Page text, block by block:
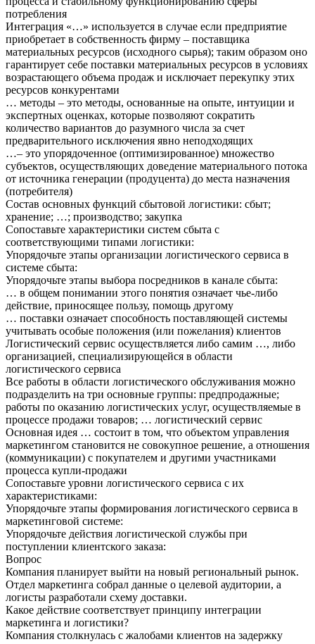
потребления
Интеграция «…» используется в случае если предприятие
приобретает в собственность фирму – поставщика
материальных ресурсов (исходного сырья); таким образом оно
гарантирует себе поставки материальных ресурсов в условиях
возрастающего объема продаж и исключает перекупку этих
ресурсов конкурентами
… методы – это методы, основанные на опыте, интуиции и
экспертных оценках, которые позволяют сократить
количество вариантов до разумного числа за счет
предварительного исключения явно неподходящих
…– это упорядоченное (оптимизированное) множество
субъектов, осуществляющих доведение материального потока
от источника генерации (продуцента) до места назначения
(потребителя)
Состав основных функций сбытовой логистики: сбыт;
хранение; …; производство; закупка
Сопоставьте характеристики систем сбыта с
соответствующими типами логистики:
Упорядочьте этапы организации логистического сервиса в
системе сбыта:
Упорядочьте этапы выбора посредников в канале сбыта:
… в общем понимании этого понятия означает чье-либо
действие, приносящее пользу, помощь другому
… поставки означает способность поставляющей системы
учитывать особые положения (или пожелания) клиентов
Логистический сервис осуществляется либо самим …, либо
организацией, специализирующейся в области
логистического сервиса
Все работы в области логистического обслуживания можно
подразделить на три основные группы: предпродажные;
работы по оказанию логистических услуг, осуществляемые в
процессе продажи товаров; … логистический сервис
Основная идея … состоит в том, что объектом управления
маркетингом становится не совокупное решение, а отношения
(коммуникации) с покупателем и другими участниками
процесса купли-продажи
Сопоставьте уровни логистического сервиса с их
характеристиками:
Упорядочьте этапы формирования логистического сервиса в
маркетинговой системе:
Упорядочьте действия логистической службы при
поступлении клиентского заказа:
Вопрос
Компания планирует выйти на новый региональный рынок.
Отдел маркетинга собрал данные о целевой аудитории, а
логисты разработали схему доставки.
Какое действие соответствует принципу интеграции
маркетинга и логистики?
Компания столкнулась с жалобами клиентов на задержку